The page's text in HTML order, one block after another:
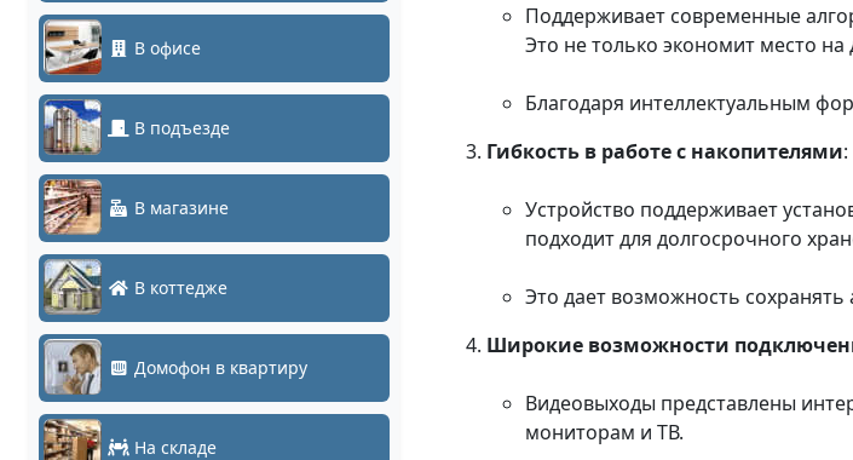
В офисе
В подъезде
В магазине
В коттедже
Домофон в квартиру
На складе
Поддерживает современные
Это не только экономит место на
Благодаря интеллектуальным
Гибкость в работе с накопителями:
Устройство поддерживает
подходит для долгосрочного
Это дает возможность
Широкие возможности
Видеовыходы представлены
мониторам и ТВ.